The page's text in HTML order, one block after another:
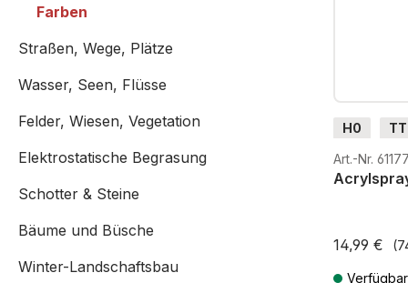
Farben
Straßen, Wege, Plätze
Wasser, Seen, Flüsse
Felder, Wiesen, Vegetation
Elektrostatische Begrasung
Schotter & Steine
Bäume und Büsche
Winter-Landschaftsbau
H0 TT
G
H0m
Art.-Nr. 61177
14,99 €
Verfügbar